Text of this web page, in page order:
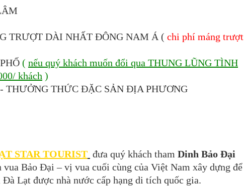
TRƯỢT DÀI NHẤT ĐÔNG NAM Á ( chi phí máng trượt
( nếu quý khách muốn đổi qua THUNG LŨNG TÌNH
khách )
THƯỞNG THỨC ĐẶC SẢN ĐỊA PHƯƠNG
STAR TOURIST đưa quý khách tham Dinh Bảo Đại
Bảo Đại – vị vua cuối cùng của Việt Nam xây dựng để
Lạt được nhà nước cấp hạng di tích quốc gia.